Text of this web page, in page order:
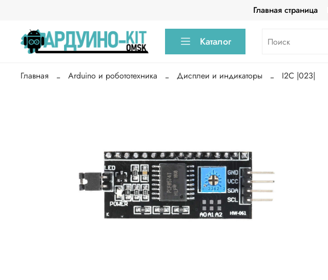
Главная страница
Каталог
Главная Arduino и робототехника Дисплеи и индикаторы I2C |023|